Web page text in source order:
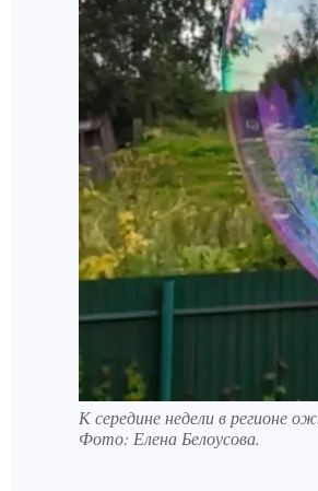
К середине недели в регионе
Фото: Елена Белоусова.